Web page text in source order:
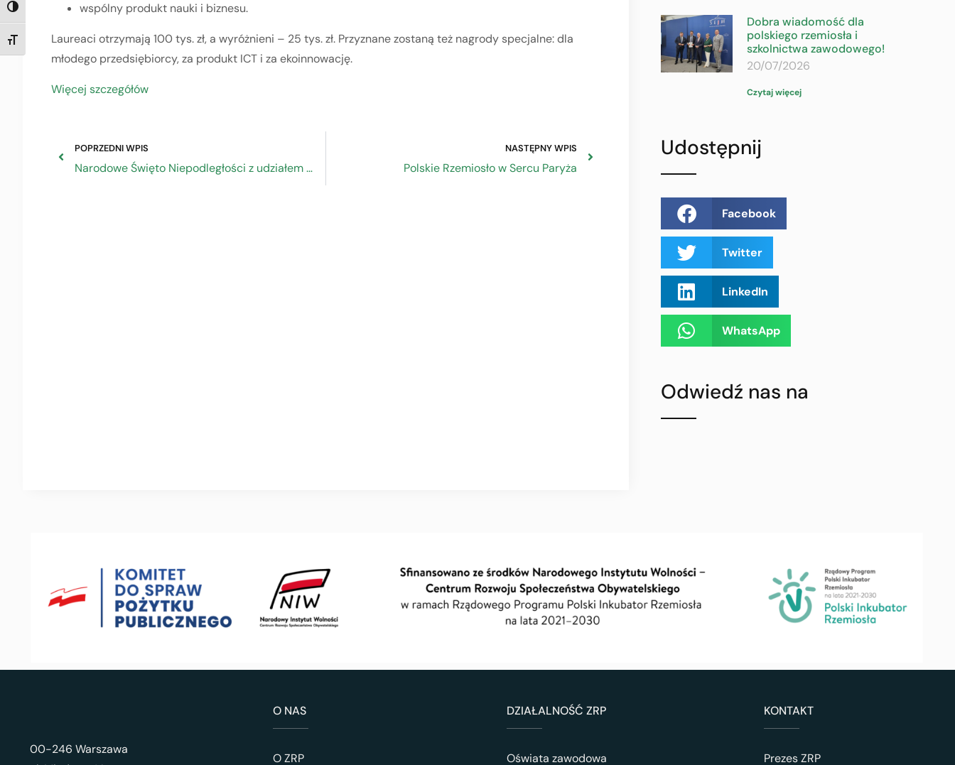
TOGGLE HIGH CONTRAST
TOGGLE FONT SIZE
wspólny produkt nauki i biznesu.
Laureaci otrzymają 100 tys. zł, a wyróżnieni – 25 tys. zł. Przyznane zostaną też nagrody specjalne: dla
młodego przedsiębiorcy, za produkt ICT i za ekoinnowację.
Więcej szczegółów
POPRZEDNI WPIS
Narodowe Święto Niepodległości z udziałem ZRP
NASTĘPNY WPIS
Polskie Rzemiosło w Sercu Paryża
Dobra wiadomość dla
polskiego rzemiosła i
szkolnictwa zawodowego!
20/07/2026
Czytaj więcej
Udostępnij
Facebook
Twitter
LinkedIn
WhatsApp
Odwiedź nas na
00-246 Warszawa
O NAS
O ZRP
DZIAŁALNOŚĆ ZRP
Oświata zawodowa
KONTAKT
Prezes ZRP